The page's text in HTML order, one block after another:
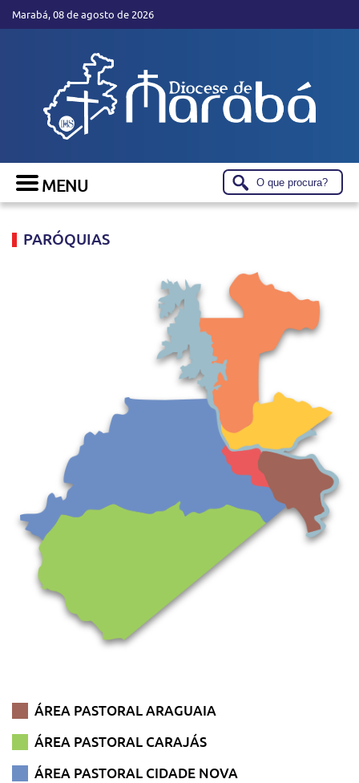
Marabá, 08 de agosto de 2026
PARÓQUIAS
ÁREA PASTORAL ARAGUAIA
ÁREA PASTORAL CARAJÁS
ÁREA PASTORAL CIDADE NOVA